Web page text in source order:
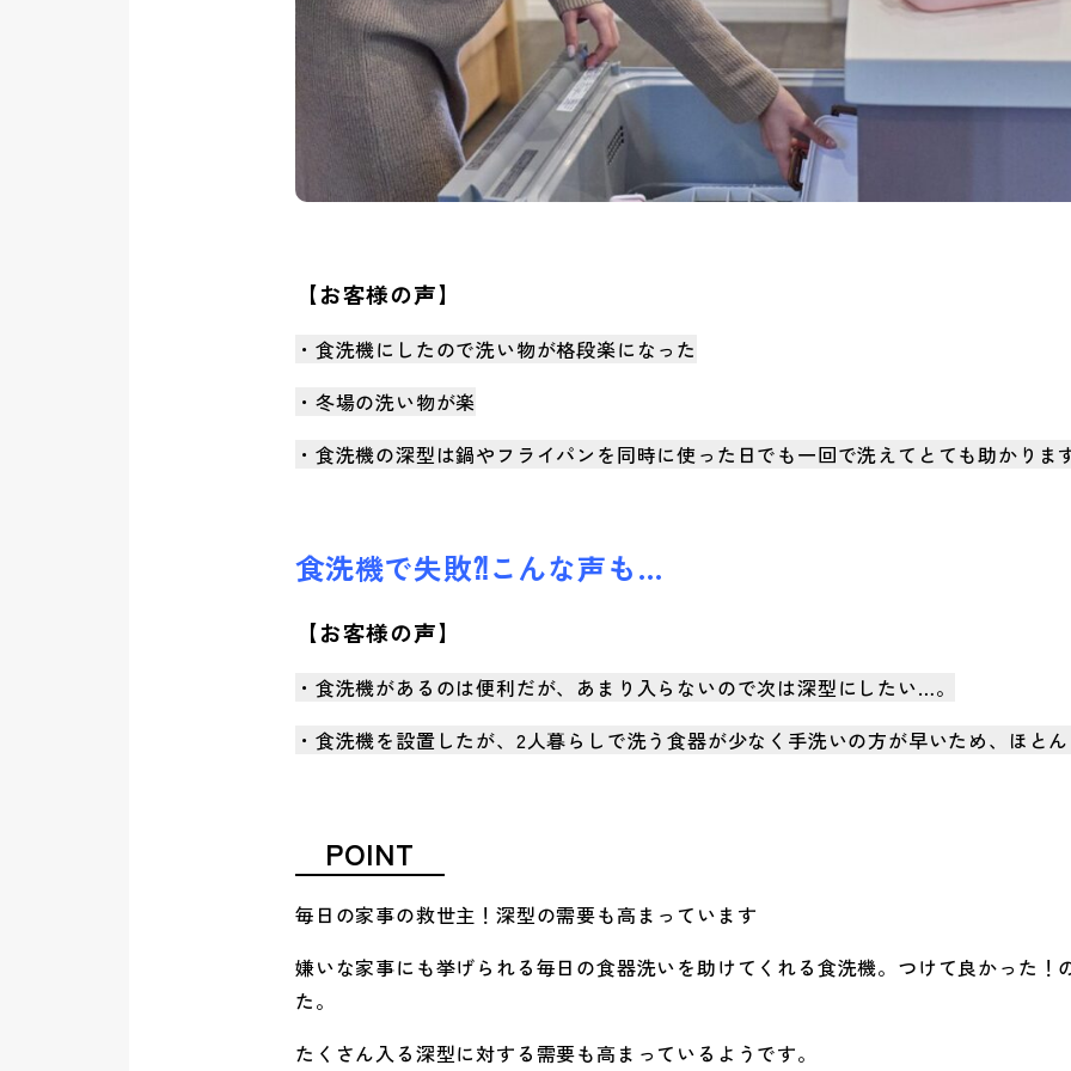
【お客様の声】
・食洗機にしたので洗い物が格段楽になった
・冬場の洗い物が楽
・食洗機の深型は鍋やフライパンを同時に使った日でも一回で洗えてとても助かりま
食洗機で失敗⁈こんな声も…
【お客様の声】
・食洗機があるのは便利だが、あまり入らないので次は深型にしたい…。
・食洗機を設置したが、2人暮らしで洗う食器が少なく手洗いの方が早いため、ほと
POINT
毎日の家事の救世主！深型の需要も高まっています
嫌いな家事にも挙げられる毎日の食器洗いを助けてくれる食洗機。つけて良かった！
た。
たくさん入る深型に対する需要も高まっているようです。